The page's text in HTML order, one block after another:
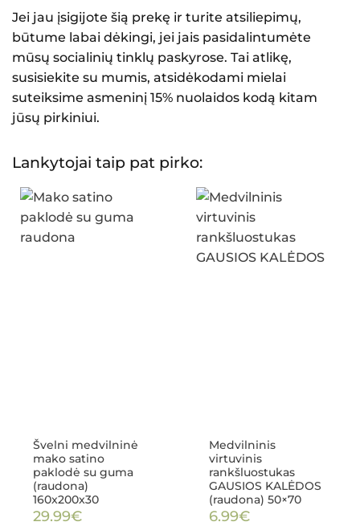
Jei jau įsigijote šią prekę ir turite atsiliepimų,
būtume labai dėkingi, jei jais pasidalintumėte
mūsų socialinių tinklų paskyrose. Tai atlikę,
susisiekite su mumis, atsidėkodami mielai
suteiksime asmeninį 15% nuolaidos kodą kitam
jūsų pirkiniui.
Lankytojai taip pat pirko:
Švelni medvilninė
mako satino
paklodė su guma
(raudona)
160x200x30
29.99€
Medvilninis
virtuvinis
rankšluostukas
GAUSIOS KALĖDOS
(raudona) 50×70
6.99€